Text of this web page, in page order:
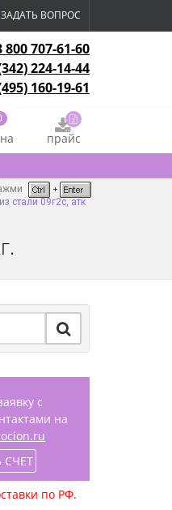
ЗАДАТЬ ВОПРОС
800 707-61-60
224-14-44
160-19-61
прайс
стали 09г2с, атк
с
на
СЧЕТ
по РФ.